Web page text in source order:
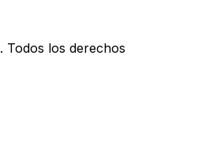
. Todos los derechos